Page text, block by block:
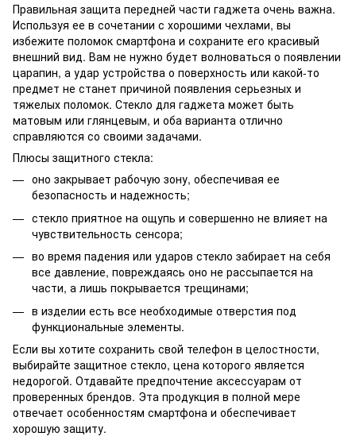
Правильная защита передней части гаджета очень важна.
Используя ее в сочетании с хорошими чехлами, вы
избежите поломок смартфона и сохраните его красивый
внешний вид. Вам не нужно будет волноваться о появлении
царапин, а удар устройства о поверхность или какой-то
предмет не станет причиной появления серьезных и
тяжелых поломок. Стекло для гаджета может быть
матовым или глянцевым, и оба варианта отлично
справляются со своими задачами.
Плюсы защитного стекла:
оно закрывает рабочую зону, обеспечивая ее
безопасность и надежность;
стекло приятное на ощупь и совершенно не влияет на
чувствительность сенсора;
во время падения или ударов стекло забирает на себя
все давление, повреждаясь оно не рассыпается на
части, а лишь покрывается трещинами;
в изделии есть все необходимые отверстия под
функциональные элементы.
Если вы хотите сохранить свой телефон в целостности,
выбирайте защитное стекло, цена которого является
недорогой. Отдавайте предпочтение аксессуарам от
проверенных брендов. Эта продукция в полной мере
отвечает особенностям смартфона и обеспечивает
хорошую защиту.